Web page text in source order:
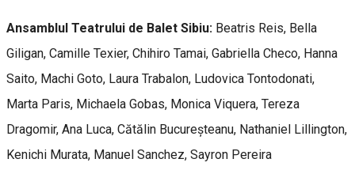
Ansamblul Teatrului de Balet Sibiu: Beatris Reis, Bella
Giligan, Camille Texier, Chihiro Tamai, Gabriella Checo, Hanna
Saito, Machi Goto, Laura Trabalon, Ludovica Tontodonati,
Marta Paris, Michaela Gobas, Monica Viquera, Tereza
Dragomir, Ana Luca, Cătălin Bucureșteanu, Nathaniel Lillington,
Kenichi Murata, Manuel Sanchez, Sayron Pereira